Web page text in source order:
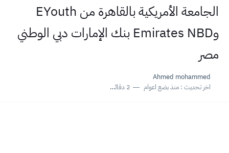
الجامعة الأمريكية بالقاهرة من EYouth
وEmirates NBD بنك الإمارات دبي الوطني
مصر
Ahmed mohammed
اخر تحديث :منذ بضع اعوام 2 دقائق للقراءة